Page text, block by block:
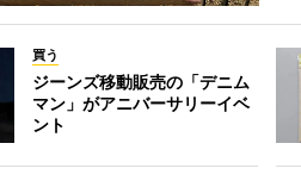
買う
ジーンズ移動販売の「デニム
マン」がアニバーサリーイベ
ント